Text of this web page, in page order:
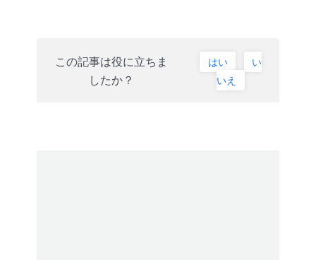
この記事は役に立ちま
したか？
はい
い
いえ